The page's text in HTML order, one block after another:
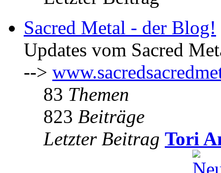
Sacred Metal - der Blog!
Updates vom Sacred
-->
83 Themen
823 Beiträge
Letzter Beitrag Tori